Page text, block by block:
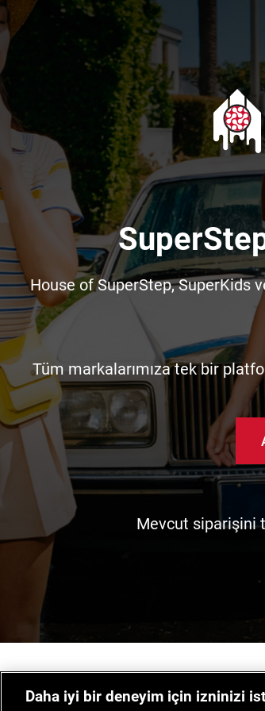
House of SuperStep, SuperKids
Tüm markalarımıza tek bir
Mevcut siparişini
Daha iyi bir deneyim için izninizi